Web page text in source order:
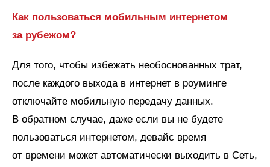
Как пользоваться мобильным интернетом
за рубежом?
Для того, чтобы избежать необоснованных трат,
после каждого выхода в интернет в роуминге
отключайте мобильную передачу данных.
В обратном случае, даже если вы не будете
пользоваться интернетом, девайс время
от времени может автоматически выходить в Сеть,